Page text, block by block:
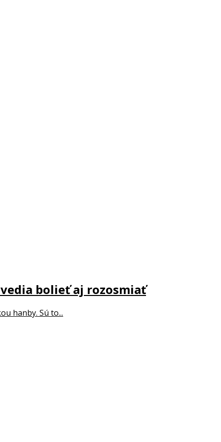
bolieť aj rozosmiať
hanby. Sú to...